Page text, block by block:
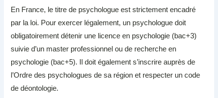
En France, le titre de psychologue est strictement encadré
par la loi. Pour exercer légalement, un psychologue doit
obligatoirement détenir une licence en psychologie (bac+3)
suivie d’un master professionnel ou de recherche en
psychologie (bac+5). Il doit également s’inscrire auprès de
l’Ordre des psychologues de sa région et respecter un code
de déontologie.